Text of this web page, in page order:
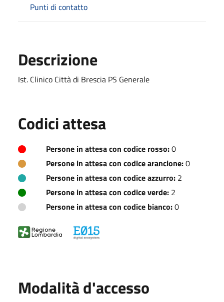
Punti di contatto
Descrizione
Ist. Clinico Città di Brescia PS Generale
Codici attesa
Persone in attesa con codice rosso:0
Persone in attesa con codice arancione:0
Persone in attesa con codice azzurro: 2
Persone in attesa con codice verde: 2
Persone in attesa con codice bianco:0
Modalità d'accesso